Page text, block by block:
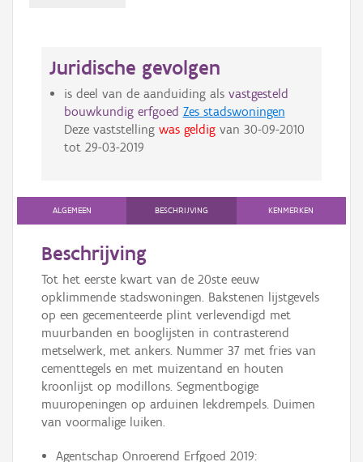
Juridische gevolgen
is deel van de aanduiding als vastgesteld
bouwkundig erfgoed Zes stadswoningen
Deze vaststelling was geldigvan 30-09-2010
tot 29-03-2019
ALGEMEEN BESCHRIJVING KENMERKEN
Beschrijving
Tot het eerste kwart van de 20ste eeuw
opklimmende stadswoningen. Bakstenen lijstgevels
op een gecementeerde plint verlevendigd met
muurbanden en booglijsten in contrasterend
metselwerk, met ankers. Nummer 37 met fries van
cementtegels en met muizentand en houten
kroonlijst op modillons. Segmentbogige
muuropeningen op arduinen lekdrempels. Duimen
van voormalige luiken.
Agentschap Onroerend Erfgoed 2019: